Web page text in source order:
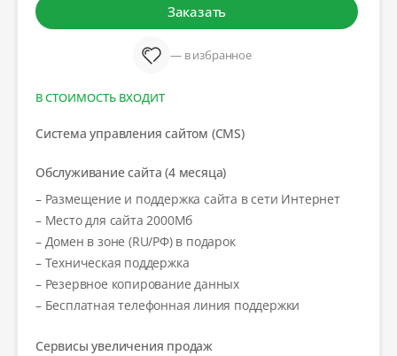
Заказать
— в избранное
В СТОИМОСТЬ ВХОДИТ
Система управления сайтом (CMS)
Обслуживание сайта (4 месяца)
– Размещение и поддержка сайта в сети Интернет
– Место для сайта 2000Мб
– Домен в зоне (RU/РФ) в подарок
– Техническая поддержка
– Резервное копирование данных
– Бесплатная телефонная линия поддержки
Сервисы увеличения продаж